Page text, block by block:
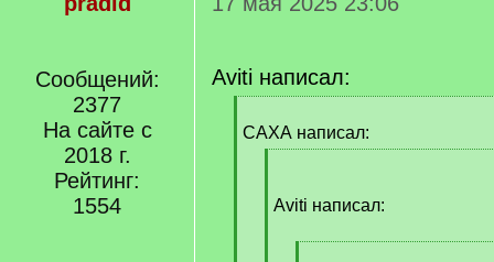
Сообщений:
2377
На сайте с
2018 г.
Рейтинг:
1554
Aviti написал:
q
САХА написал:
]
Aviti написал: